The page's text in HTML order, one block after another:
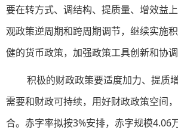
要在转方式、调结构、提质量、增效益
观政策逆周期和跨周期调节，继续实施
健的货币政策，加强政策工具创新和协调
积极的财政政策要适度加力、提质
需要和财政可持续，用好财政政策空间
合。赤字率拟按3%安排，赤字规模4.06